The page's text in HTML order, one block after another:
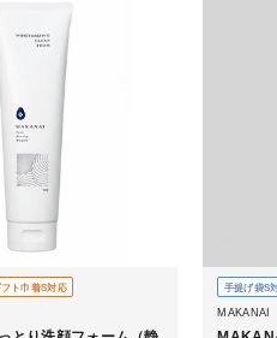
ト巾着S対応 手提げ袋S
MAKANAI